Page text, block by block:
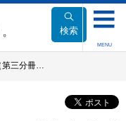
検索
MENU
第三分冊…